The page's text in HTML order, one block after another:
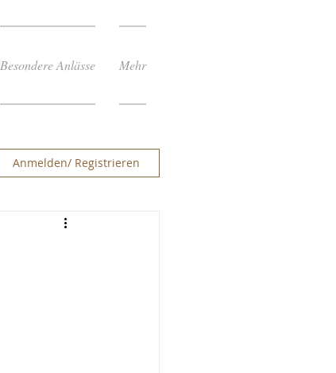
Besondere Anlässe Mehr
Anmelden/ Registrieren